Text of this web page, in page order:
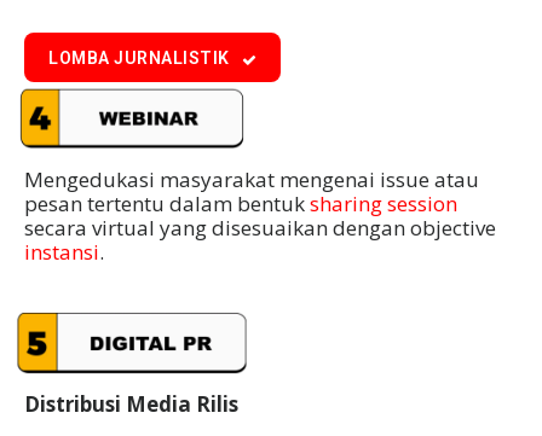
LOMBA JURNALISTIK
Mengedukasi masyarakat mengenai issue atau
pesan tertentu dalam bentuksharing session
secara virtual yang disesuaikan dengan objective
instansi.
Distribusi Media Rilis